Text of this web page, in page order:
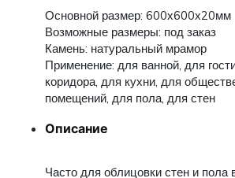
Основной размер: 600х600х20мм
Возможные размеры: под заказ
Камень: натуральный мрамор
Применение: для ванной, для
коридора, для кухни, для
помещений, для пола, для стен
Описание
Часто для облицовки стен и пола